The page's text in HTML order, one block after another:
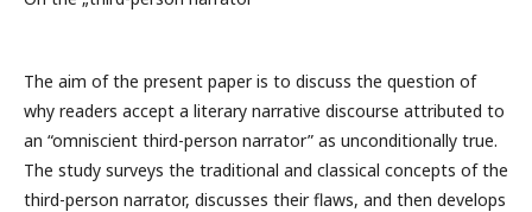
The aim of the present paper is to discuss the question of
why readers accept a literary narrative discourse attributed to
an “omniscient third-person narrator” as unconditionally true.
The study surveys the traditional and classical concepts of the
third-person narrator, discusses their flaws, and then develops